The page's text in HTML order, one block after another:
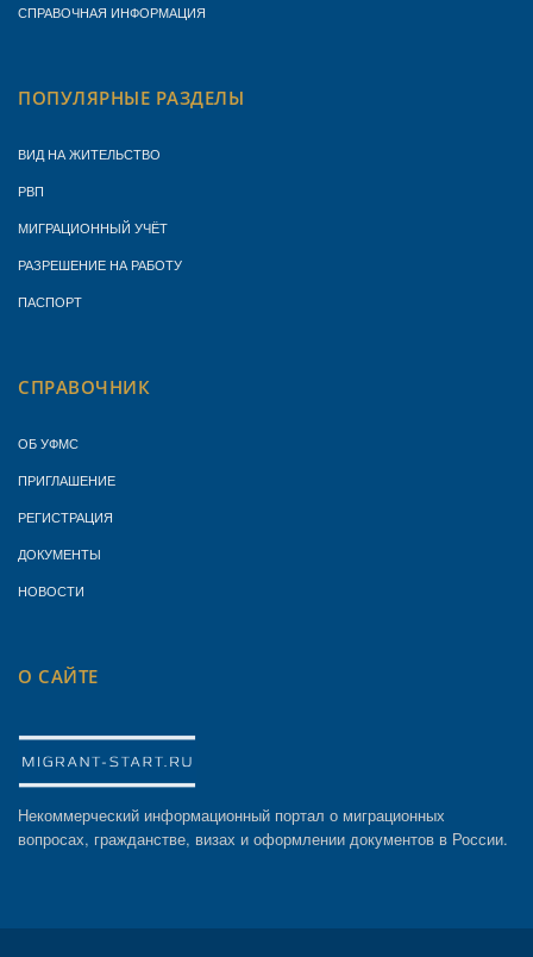
СПРАВОЧНАЯ ИНФОРМАЦИЯ
ПОПУЛЯРНЫЕ РАЗДЕЛЫ
ВИД НА ЖИТЕЛЬСТВО
РВП
МИГРАЦИОННЫЙ УЧЁТ
РАЗРЕШЕНИЕ НА РАБОТУ
ПАСПОРТ
СПРАВОЧНИК
ОБ УФМС
ПРИГЛАШЕНИЕ
РЕГИСТРАЦИЯ
ДОКУМЕНТЫ
НОВОСТИ
О САЙТЕ
Некоммерческий информационный портал о миграционных
вопросах, гражданстве, визах и оформлении документов в России.